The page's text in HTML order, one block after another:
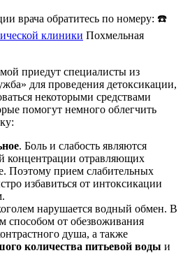
врача обратитесь по номеру: ☎️
клиники Похмельная
приедут специалисты из
для проведения детоксикации,
некоторыми средствами
помогут немного облегчить
. Боль и слабость являются
концентрации отравляющих
Поэтому прием слабительных
избавиться от интоксикации
нарушается водный обмен. В
способом от обезвоживания
душа, а также
количества питьевой воды и